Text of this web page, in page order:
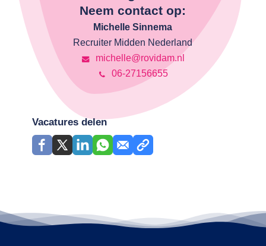
Neem contact op:
Michelle Sinnema
Recruiter Midden Nederland
michelle@rovidam.nl
06-27156655
Vacatures delen